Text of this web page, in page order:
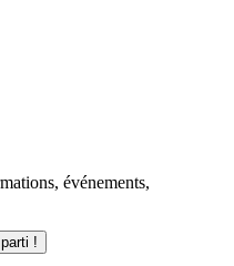
événements,
!